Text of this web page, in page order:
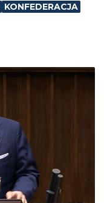
KONFEDERACJA